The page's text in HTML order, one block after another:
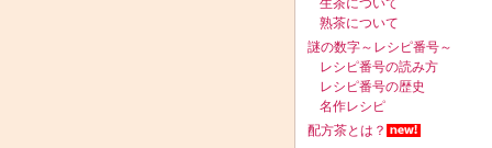
生茶について
熟茶について
謎の数字～レシピ番号～
レシピ番号の読み方
レシピ番号の歴史
名作レシピ
配方茶とは？